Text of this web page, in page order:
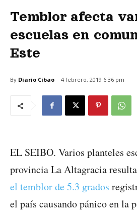
Temblor afecta
escuelas en
Este
By Diario Cibao 4 febrero, 2019 6:36 pm
EL SEIBO. Varios planteles
provincia La Altagracia
el temblor de 5.3 grados
el país causando pánico en la